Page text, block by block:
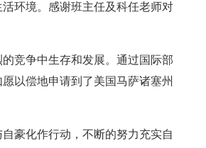
环境。感谢班主任及科任老师对
竞争中生存和发展。通过国际部
以偿地申请到了美国马萨诸塞州
豪化作行动，不断的努力充实自